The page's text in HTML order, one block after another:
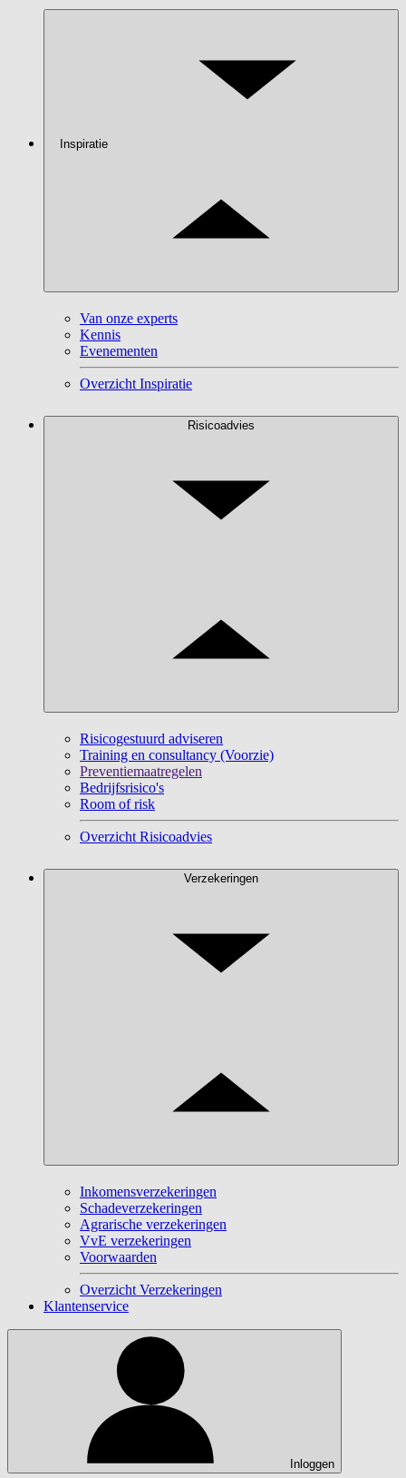
Inspiratie
Van onze experts
Kennis
Evenementen
Overzicht Inspiratie
Risicoadvies
Risicogestuurd adviseren
Training en consultancy (Voorzie)
Preventiemaatregelen
Bedrijfsrisico's
Room of risk
Overzicht Risicoadvies
Verzekeringen
Inkomensverzekeringen
Schadeverzekeringen
Agrarische verzekeringen
VvE verzekeringen
Voorwaarden
Overzicht Verzekeringen
Klantenservice
Inloggen